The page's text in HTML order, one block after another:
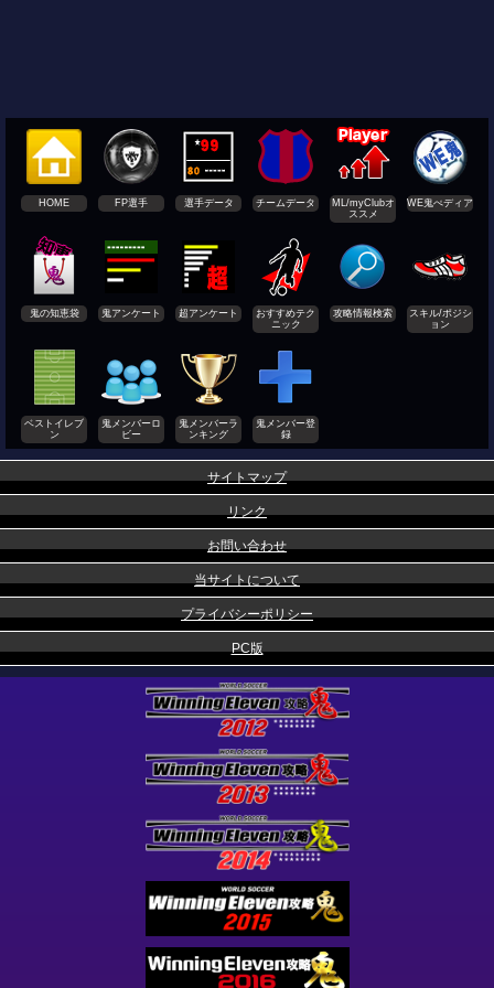
HOME FP選手 選手データ チームデータ
ML/myClubオ
ススメ
WE鬼ぺディア
鬼の知恵袋 鬼アンケート 超アンケート
おすすめテク
ニック
攻略情報検索
スキル/ポジシ
ョン
ベストイレブ
ン
鬼メンバーロ
ビー
鬼メンバーラ
ンキング
鬼メンバー登
録
サイトマップ
リンク
お問い合わせ
当サイトについて
プライバシーポリシー
PC版